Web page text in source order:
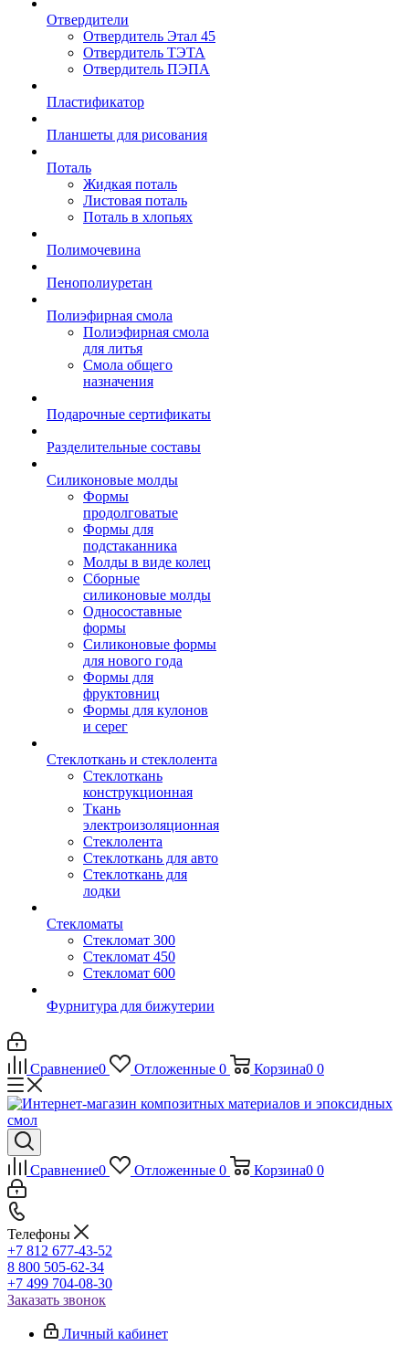
Отвердители
Отвердитель Этал 45
Отвердитель ТЭТА
Отвердитель ПЭПА
Пластификатор
Планшеты для рисования
Поталь
Жидкая поталь
Листовая поталь
Поталь в хлопьях
Полимочевина
Пенополиуретан
Полиэфирная смола
Полиэфирная смола
для литья
Смола общего
назначения
Подарочные сертификаты
Разделительные составы
Силиконовые молды
Формы
продолговатые
Формы для
подстаканника
Молды в виде колец
Сборные
силиконовые молды
Односоставные
формы
Силиконовые формы
для нового года
Формы для
фруктовниц
Формы для кулонов
и серег
Стеклоткань и стеклолента
Стеклоткань
конструкционная
Ткань
электроизоляционная
Стеклолента
Стеклоткань для авто
Стеклоткань для
лодки
Стекломаты
Стекломат 300
Стекломат 450
Стекломат 600
Фурнитура для бижутерии
Сравнение0 Отложенные 0 Корзина0 0
Сравнение0 Отложенные 0 Корзина0 0
Телефоны
+7 812 677-43-52
8 800 505-62-34
+7 499 704-08-30
Заказать звонок
Личный кабинет